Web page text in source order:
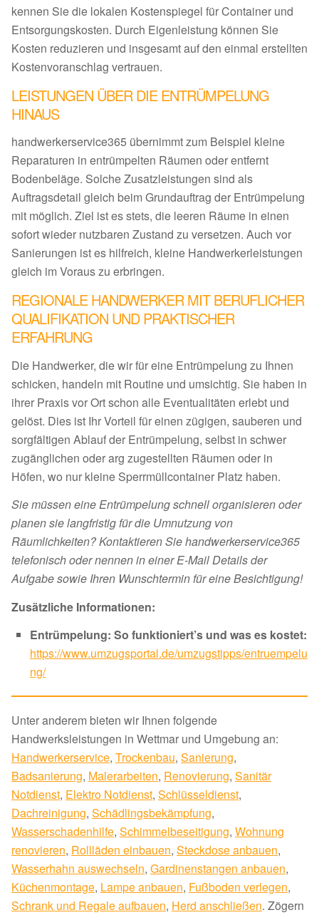
kennen Sie die lokalen Kostenspiegel für Container und
Entsorgungskosten. Durch Eigenleistung können Sie
Kosten reduzieren und insgesamt auf den einmal erstellten
Kostenvoranschlag vertrauen.
LEISTUNGEN ÜBER DIE ENTRÜMPELUNG
HINAUS
handwerkerservice365 übernimmt zum Beispiel kleine
Reparaturen in entrümpelten Räumen oder entfernt
Bodenbeläge. Solche Zusatzleistungen sind als
Auftragsdetail gleich beim Grundauftrag der Entrümpelung
mit möglich. Ziel ist es stets, die leeren Räume in einen
sofort wieder nutzbaren Zustand zu versetzen. Auch vor
Sanierungen ist es hilfreich, kleine Handwerkerleistungen
gleich im Voraus zu erbringen.
REGIONALE HANDWERKER MIT BERUFLICHER
QUALIFIKATION UND PRAKTISCHER
ERFAHRUNG
Die Handwerker, die wir für eine Entrümpelung zu Ihnen
schicken, handeln mit Routine und umsichtig. Sie haben in
ihrer Praxis vor Ort schon alle Eventualitäten erlebt und
gelöst. Dies ist Ihr Vorteil für einen zügigen, sauberen und
sorgfältigen Ablauf der Entrümpelung, selbst in schwer
zugänglichen oder arg zugestellten Räumen oder in
Höfen, wo nur kleine Sperrmüllcontainer Platz haben.
Sie müssen eine Entrümpelung schnell organisieren oder
planen sie langfristig für die Umnutzung von
Räumlichkeiten? Kontaktieren Sie handwerkerservice365
telefonisch oder nennen in einer E-Mail Details der
Aufgabe sowie Ihren Wunschtermin für eine Besichtigung!
Zusätzliche Informationen:
Entrümpelung: So funktioniert’s und was es kostet:
https://www.umzugsportal.de/umzugstipps/entruempelu
ng/
Unter anderem bieten wir Ihnen folgende
Handwerksleistungen in Wettmar und Umgebung an:
Handwerkerservice, Trockenbau, Sanierung,
Badsanierung, Malerarbeiten, Renovierung, Sanitär
Notdienst, Elektro Notdienst, Schlüsseldienst,
Dachreinigung, Schädlingsbekämpfung,
Wasserschadenhilfe, Schimmelbeseitigung, Wohnung
renovieren, Rollläden einbauen, Steckdose anbauen,
Wasserhahn auswechseln, Gardinenstangen anbauen,
Küchenmontage, Lampe anbauen, Fußboden verlegen,
Schrank und Regale aufbauen, Herd anschließen. Zögern